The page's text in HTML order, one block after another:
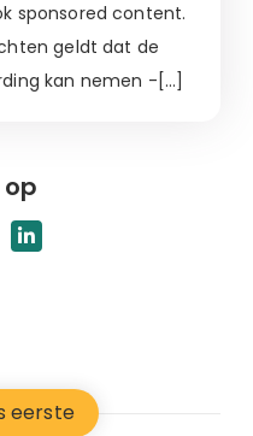
sponsored content.
geldt dat de
kan nemen -[…]
op
eerste